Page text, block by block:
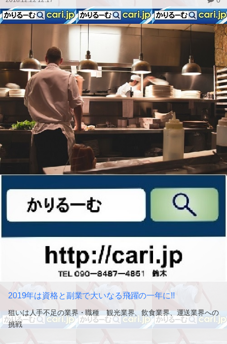
2019年は資格と副業で大いなる飛躍の一年に!!
狙いは人手不足の業界・職種 観光業界、飲食業界、運送業界への
挑戦